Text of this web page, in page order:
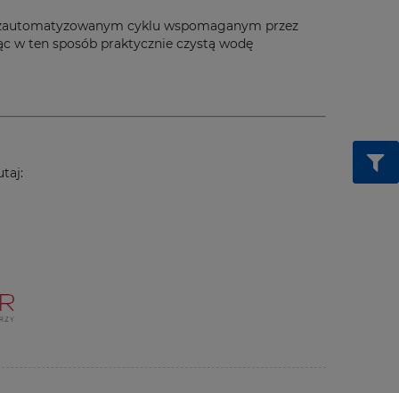
cyklu wspomaganym przez
w ten sposób praktycznie czystą wodę